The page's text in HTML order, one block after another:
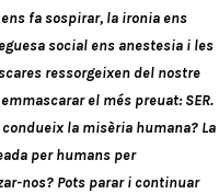
fa sospirar, la ironia ens
social ens anestesia i les
ressorgeixen del nostre
el més preuat: SER.
la misèria humana? La
per humans per
nos? Pots parar i continuar